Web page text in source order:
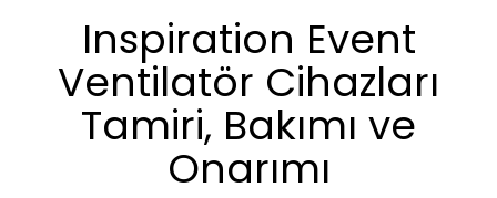
Inspiration Event
Ventilatör Cihazları
Tamiri, Bakımı ve
Onarımı